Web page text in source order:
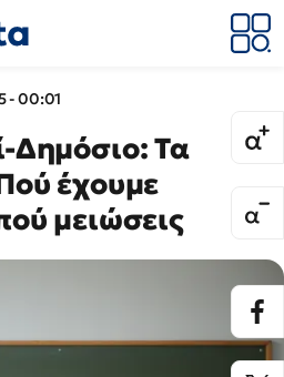
- 00:01
Δημόσιο: Τα
έχουμε
μειώσεις